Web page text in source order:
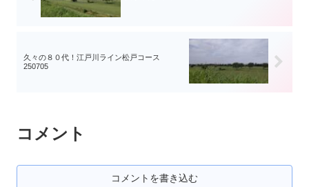
久々の８０代！江戸川ライン松戸コース
250705
コメント
コメントを書き込む